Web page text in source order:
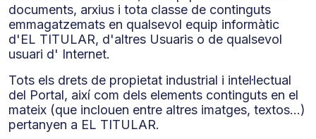
documents, arxius i tota classe de continguts
emmagatzemats en qualsevol equip informàtic
d'EL TITULAR, d'altres Usuaris o de qualsevol
usuari d' Internet.
Tots els drets de propietat industrial i intel·lectual
del Portal, així com dels elements continguts en el
mateix (que inclouen entre altres imatges, textos...)
pertanyen a EL TITULAR.